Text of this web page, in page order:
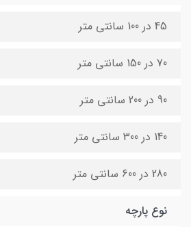
45 در 100 سانتی متر
70 در 150 سانتی متر
90 در 200 سانتی متر
140 در 300 سانتی متر
280 در 600 سانتی متر
نوع پارچه